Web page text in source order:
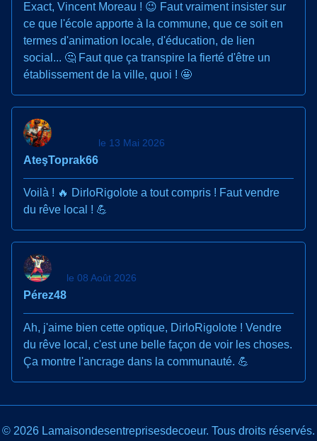
Exact, Vincent Moreau ! 😉 Faut vraiment insister sur
ce que l'école apporte à la commune, que ce soit en
termes d'animation locale, d'éducation, de lien
social... 🤔 Faut que ça transpire la fierté d'être un
établissement de la ville, quoi ! 🤩
AteşToprak66
le 13 Mai 2026
Voilà ! 🔥 DirloRigolote a tout compris ! Faut vendre
du rêve local ! 💪
Pérez48
le 08 Août 2026
Ah, j'aime bien cette optique, DirloRigolote ! Vendre
du rêve local, c'est une belle façon de voir les choses.
Ça montre l'ancrage dans la communauté. 💪
© 2026 Lamaisondesentreprisesdecoeur. Tous droits réservés.